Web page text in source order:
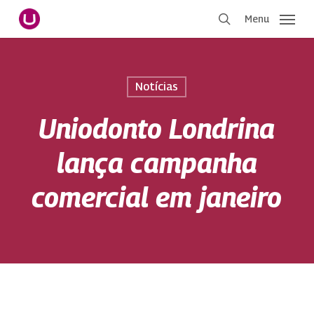
Pular
para
Menu
Notícias
Uniodonto Londrina
lança campanha
comercial em janeiro